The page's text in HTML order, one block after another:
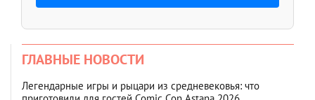
ГЛАВНЫЕ НОВОСТИ
Легендарные игры и рыцари из средневековья: что